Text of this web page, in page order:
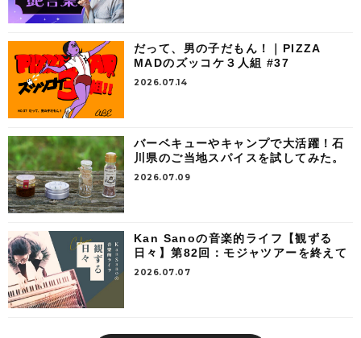
だって、男の子だもん！｜PIZZA
MADのズッコケ３人組 #37
2026.07.14
バーベキューやキャンプで大活躍！石
川県のご当地スパイスを試してみた。
2026.07.09
Kan Sanoの音楽的ライフ【観ずる
日々】第82回：モジャツアーを終えて
2026.07.07